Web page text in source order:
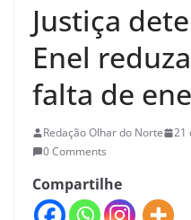
Justiça
Enel
falta de
Redação Olhar do Norte
21
0 Comments
Compartilhe